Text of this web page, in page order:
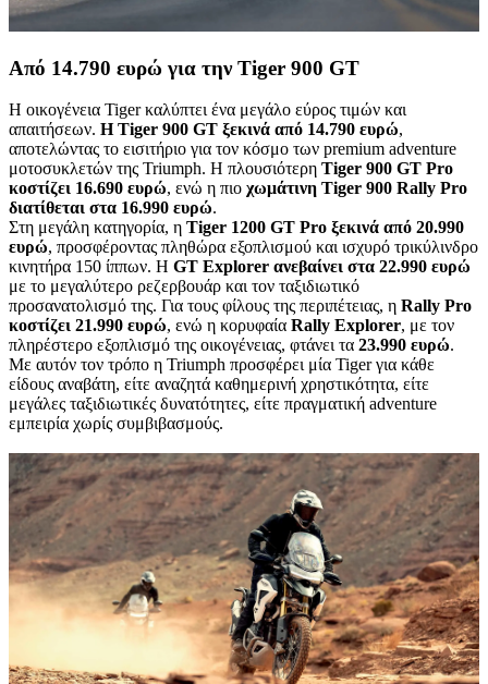
Από 14.790 ευρώ για την Tiger 900 GT
Η οικογένεια Tiger καλύπτει ένα μεγάλο εύρος τιμών και
απαιτήσεων. Η Tiger 900 GT ξεκινά από 14.790 ευρώ,
αποτελώντας το εισιτήριο για τον κόσμο των premium adventure
μοτοσυκλετών της Triumph. Η πλουσιότερη Tiger 900 GT Pro
κοστίζει 16.690 ευρώ, ενώ η πιο χωμάτινη Tiger 900 Rally Pro
διατίθεται στα 16.990 ευρώ.
Στη μεγάλη κατηγορία, η Tiger 1200 GT Pro ξεκινά από 20.990
ευρώ, προσφέροντας πληθώρα εξοπλισμού και ισχυρό τρικύλινδρο
κινητήρα 150 ίππων. Η GT Explorer ανεβαίνει στα 22.990 ευρώ
με το μεγαλύτερο ρεζερβουάρ και τον ταξιδιωτικό
προσανατολισμό της. Για τους φίλους της περιπέτειας, η Rally Pro
κοστίζει 21.990 ευρώ, ενώ η κορυφαία Rally Explorer, με τον
πληρέστερο εξοπλισμό της οικογένειας, φτάνει τα 23.990 ευρώ.
Με αυτόν τον τρόπο η Triumph προσφέρει μία Tiger για κάθε
είδους αναβάτη, είτε αναζητά καθημερινή χρηστικότητα, είτε
μεγάλες ταξιδιωτικές δυνατότητες, είτε πραγματική adventure
εμπειρία χωρίς συμβιβασμούς.